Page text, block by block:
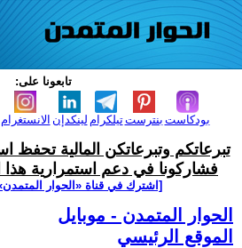
تابعونا على:
الانستغرام لينكدإن تيلكرامبنترست بودكاست
تبرعاتكم وتبرعاتكن المالية تحفظ
فشاركونا في دعم استمرارية هذا
[اشترك في قناة ‫«الحوار
الحوار المتمدن - موبايل
الموقع الرئيسي